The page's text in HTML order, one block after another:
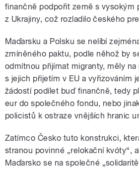
finančně podpořit země s vysokým
z Ukrajiny, což rozladilo českého
Maďarsku a Polsku se nelíbí
zmíněného paktu, podle něhož by
odmítnou přijímat migranty, měly
s jejich přijetím v EU a vyřizováním
žádostí podílet buď finančně, tedy
eur do společného fondu, nebo
policistů k ostraze vnějších hranic
Zatímco Česko tuto konstrukci,
stranou povinné „relokační kvóty“,
Maďarsko se na společné